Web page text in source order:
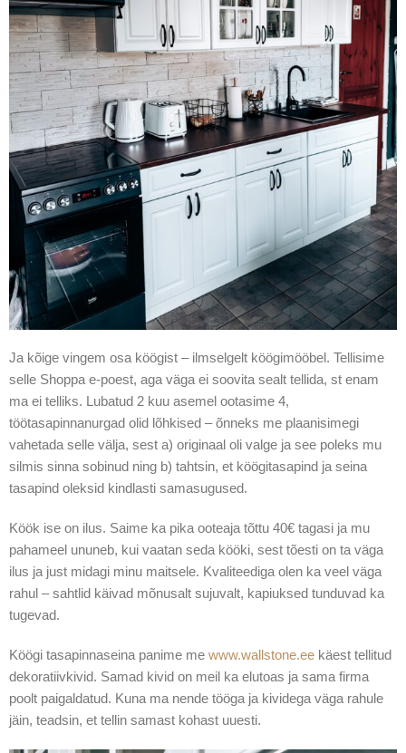
Ja kõige vingem osa köögist – ilmselgelt köögimööbel. Tellisime
selle Shoppa e-poest, aga väga ei soovita sealt tellida, st enam
ma ei telliks. Lubatud 2 kuu asemel ootasime 4,
töötasapinnanurgad olid lõhkised – õnneks me plaanisimegi
vahetada selle välja, sest a) originaal oli valge ja see poleks mu
silmis sinna sobinud ning b) tahtsin, et köögitasapind ja seina
tasapind oleksid kindlasti samasugused.
Köök ise on ilus. Saime ka pika ooteaja tõttu 40€ tagasi ja mu
pahameel ununeb, kui vaatan seda kööki, sest tõesti on ta väga
ilus ja just midagi minu maitsele. Kvaliteediga olen ka veel väga
rahul – sahtlid käivad mõnusalt sujuvalt, kapiuksed tunduvad ka
tugevad.
Köögi tasapinnaseina panime me www.wallstone.eekäest tellitud
dekoratiivkivid. Samad kivid on meil ka elutoas ja sama firma
poolt paigaldatud. Kuna ma nende tööga ja kividega väga rahule
jäin, teadsin, et tellin samast kohast uuesti.